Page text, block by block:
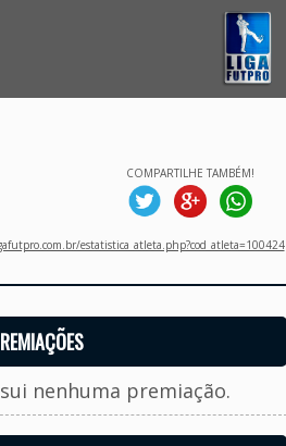
COMPARTILHE TAMBÉM!
estatistica_atleta.php?cod_atleta=100424
nenhuma premiação.